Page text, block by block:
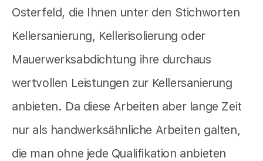
Osterfeld, die Ihnen unter den Stichworten
Kellersanierung, Kellerisolierung oder
Mauerwerksabdichtung ihre durchaus
wertvollen Leistungen zur Kellersanierung
anbieten. Da diese Arbeiten aber lange Zeit
nur als handwerksähnliche Arbeiten galten,
die man ohne jede Qualifikation anbieten